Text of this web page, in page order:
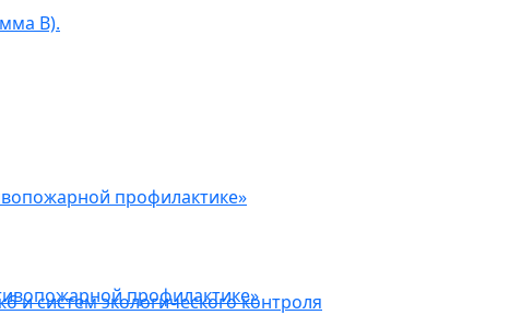
профилактике»
и систем экологического контроля
В).
профилактике»